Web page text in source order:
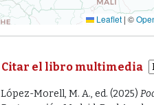
Leaflet | ©
Citar el libro multimedia
López-Morell, M. A., ed. (2025)